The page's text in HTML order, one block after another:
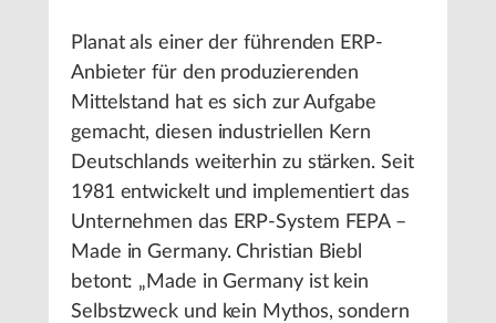
Planat als einer der führenden ERP-
Anbieter für den produzierenden
Mittelstand hat es sich zur Aufgabe
gemacht, diesen industriellen Kern
Deutschlands weiterhin zu stärken. Seit
1981 entwickelt und implementiert das
Unternehmen das ERP-System FEPA –
Made in Germany. Christian Biebl
betont: „Made in Germany ist kein
Selbstzweck und kein Mythos, sondern